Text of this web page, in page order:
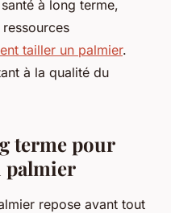
à long terme,
tailler un palmier.
à la qualité du
terme pour
palmier
repose avant tout